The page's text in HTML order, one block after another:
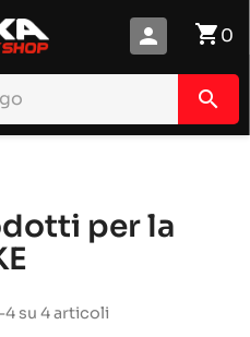
shopping_cart0
person
search
per la
4 su 4 articoli